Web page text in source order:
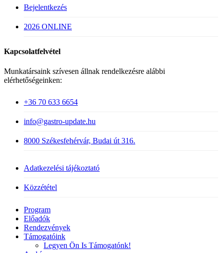
Bejelentkezés
2026 ONLINE
Kapcsolatfelvétel
Munkatársaink szívesen állnak rendelkezésre alábbi
elérhetőségeinken:
+36 70 633 6654
info@gastro-update.hu
8000 Székesfehérvár, Budai út 316.
Adatkezelési tájékoztató
Közzététel
Close
Menu
Program
Előadók
Rendezvények
Támogatóink
Legyen Ön Is Támogatónk!